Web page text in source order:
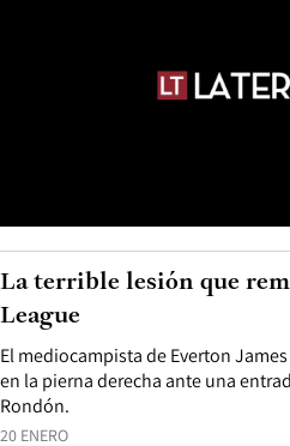
20 ENERO
El mediocampista de Everton
en la pierna derecha ante una
Rondón.
La terrible lesión que
League